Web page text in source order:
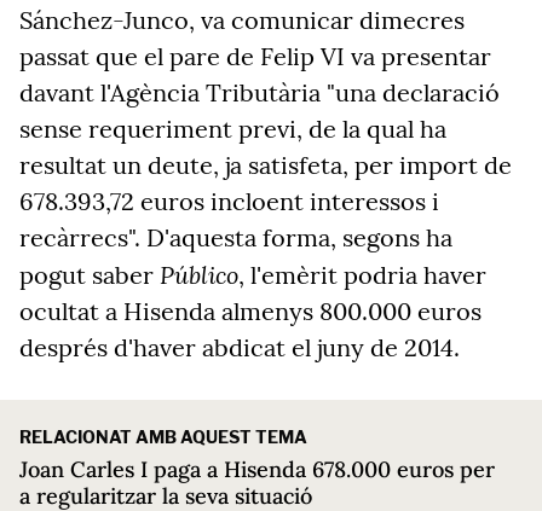
Sánchez-Junco, va comunicar dimecres
passat que el pare de Felip VI va presentar
davant l'Agència Tributària "una declaració
sense requeriment previ, de la qual ha
resultat un deute, ja satisfeta, per import de
678.393,72 euros incloent interessos i
recàrrecs". D'aquesta forma, segons ha
pogut saber Público, l'emèrit podria haver
ocultat a Hisenda almenys 800.000 euros
després d'haver abdicat el juny de 2014.
RELACIONAT AMB AQUEST TEMA
Joan Carles I paga a Hisenda 678.000 euros per
a regularitzar la seva situació